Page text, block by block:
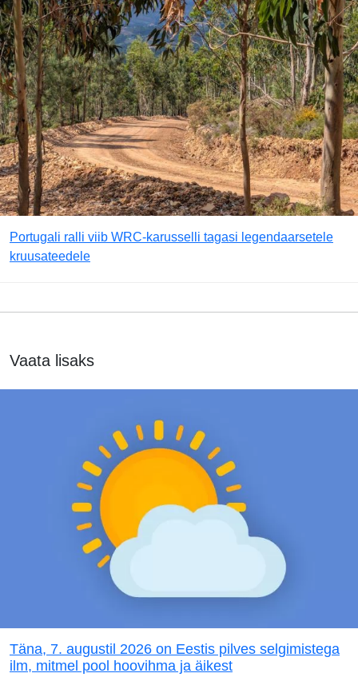
Portugali ralli viib WRC-karusselli tagasi legendaarsetele
kruusateedele
Vaata lisaks
Täna, 7. augustil 2026 on Eestis pilves selgimistega
ilm, mitmel pool hoovihma ja äikest